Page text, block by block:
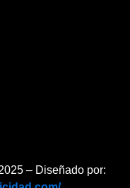
– Diseñado por: